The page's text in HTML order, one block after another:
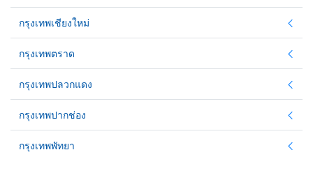
กรุงเทพเชียงใหม่
กรุงเทพตราด
กรุงเทพปลวกแดง
กรุงเทพปากช่อง
กรุงเทพพัทยา